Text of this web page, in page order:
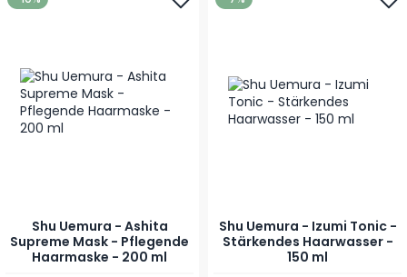
Shu Uemura - Ashita
Supreme Mask - Pflegende
Haarmaske - 200 ml
Shu Uemura - Izumi Tonic -
Stärkendes Haarwasser -
150 ml